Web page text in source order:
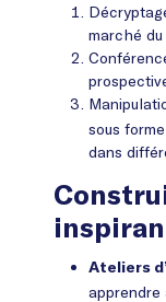
marché du
sous
dans
Ateliers
apprendre